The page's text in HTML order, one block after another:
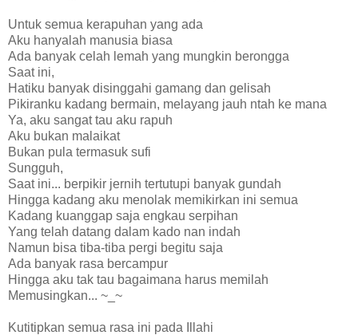
Untuk semua kerapuhan yang ada
Aku hanyalah manusia biasa
Ada banyak celah lemah yang mungkin berongga
Saat ini,
Hatiku banyak disinggahi gamang dan gelisah
Pikiranku kadang bermain, melayang jauh ntah ke mana
Ya, aku sangat tau aku rapuh
Aku bukan malaikat
Bukan pula termasuk sufi
Sungguh,
Saat ini... berpikir jernih tertutupi banyak gundah
Hingga kadang aku menolak memikirkan ini semua
Kadang kuanggap saja engkau serpihan
Yang telah datang dalam kado nan indah
Namun bisa tiba-tiba pergi begitu saja
Ada banyak rasa bercampur
Hingga aku tak tau bagaimana harus memilah
Memusingkan... ~_~
Kutitipkan semua rasa ini pada Illahi